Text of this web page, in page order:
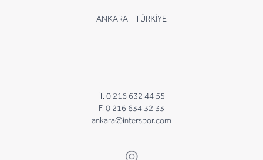
ANKARA - TÜRKİYE
T. 0 216 632 44 55
F. 0 216 634 32 33
ankara@interspor.com